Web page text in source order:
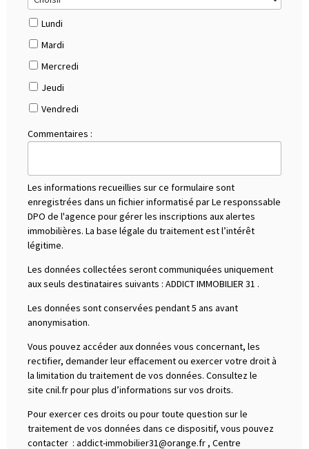
Lundi
Mardi
Mercredi
Jeudi
Vendredi
Commentaires :
Les informations recueillies sur ce formulaire sont
enregistrées dans un fichier informatisé par Le responssable
DPO de l'agence pour gérer les inscriptions aux alertes
immobilières. La base légale du traitement est l’intérêt
légitime.
Les données collectées seront communiquées uniquement
aux seuls destinataires suivants : ADDICT IMMOBILIER 31 .
Les données sont conservées pendant 5 ans avant
anonymisation.
Vous pouvez accéder aux données vous concernant, les
rectifier, demander leur effacement ou exercer votre droit à
la limitation du traitement de vos données. Consultez le
site cnil.fr pour plus d’informations sur vos droits.
Pour exercer ces droits ou pour toute question sur le
traitement de vos données dans ce dispositif, vous pouvez
contacter : addict-immobilier31@orange.fr , Centre